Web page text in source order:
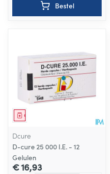
Bestel
Geneesmiddel
Dcure
D-cure 25 000 I.E. - 12
Gelulen
€ 16,93